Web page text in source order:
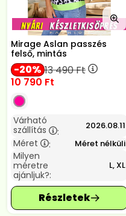
Mirage Aslan passzés
felső, mintás
20 13 490Ft
10 790 Ft
Várható
szállítás
: 2026.08.11
Méret : Méret nélküli
Milyen
méretre
ajánljuk?:
L, XL